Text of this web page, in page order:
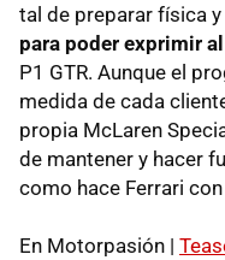
tal de preparar física
para poder exprimir
P1 GTR. Aunque el
medida de cada
propia McLaren
de mantener y hacer
como hace Ferrari
En Motorpasión |